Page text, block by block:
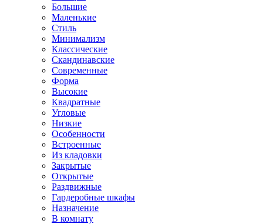
Большие
Маленькие
Стиль
Минимализм
Классические
Скандинавские
Современные
Форма
Высокие
Квадратные
Угловые
Низкие
Особенности
Встроенные
Из кладовки
Закрытые
Открытые
Раздвижные
Гардеробные шкафы
Назначение
В комнату